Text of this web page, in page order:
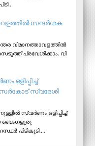
സ​ന്ദ​ർ​ശ​ക
വി​മാ​ന​ത്താ​വ​ള​ത്തി​ൽ
പ്ര​വേ​ശി​ക്കാം. വി​
ഒളിപ്പിച്ച്
സ്വദേശി
സ്വർണം ഒളിപ്പിച്ച്
ബെംഗളൂരു
പിടികൂടി....